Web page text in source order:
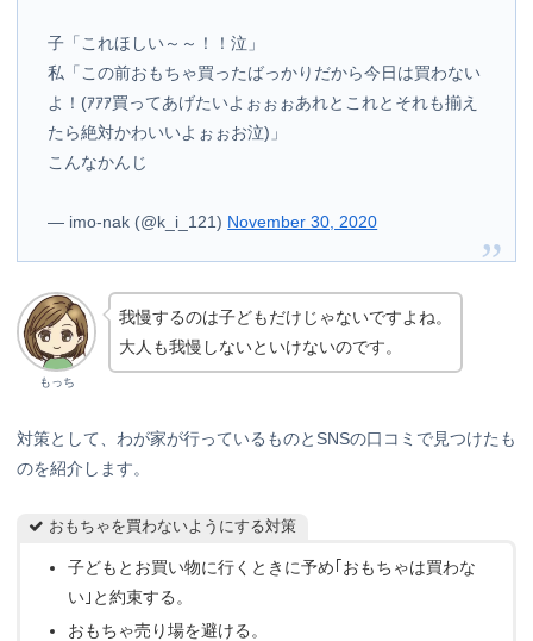
子「これほしい～～！！泣」
私「この前おもちゃ買ったばっかりだから今日は買わない
よ！(ｱｱｱ買ってあげたいよぉぉぉあれとこれとそれも揃え
たら絶対かわいいよぉぉお泣)」
こんなかんじ
— imo-nak (@k_i_121) November 30, 2020
もっち
我慢するのは子どもだけじゃないですよね。
大人も我慢しないといけないのです。
対策として、わが家が行っているものとSNSの口コミで見つけたも
のを紹介します。
おもちゃを買わないようにする対策
子どもとお買い物に行くときに予め｢おもちゃは買わな
い｣と約束する。
おもちゃ売り場を避ける。